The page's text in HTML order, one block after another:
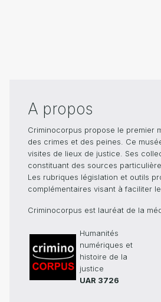
A propos
Criminocorpus propose le premier
des crimes et des peines. Ce
visites de lieux de justice. Ses
constituant des sources
Les rubriques législation et outils
complémentaires visant à faciliter
Criminocorpus est lauréat de la
Humanités
numériques et
histoire de la
justice
UAR 3726